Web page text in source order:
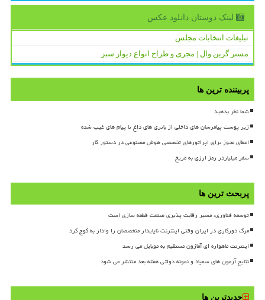
لینک دوستان دانلود عكس
تبلیغات انتخابات مجلس
مستر گرین وال | مجری و طراح انواع دیوار سبز
پربیننده ترین ها
شما نظر بدهید
زیر پوست پیامرسان های داخلی از باتری های داغ تا پیام های غیب شده
اعطای مجوز برای اپراتورهای تخصصی هوش مصنوعی در دستور کار
سفر میلیاردر رمز ارزی به مریخ
پربحث ترین ها
توسعه فناوری، مسیر رقابت پذیری صنعت قطعه سازی است
مرگ دورکاری در ایران وقتی اینترنت ناپایدار متخصصان را وادار به کوچ کرد
اینترنت ماهواره ای آمازون مستقیم به موبایل می رسد
نتایج آزمون های سمپاد و نمونه دولتی هفته بعد منتشر می شود
جدیدترین ها